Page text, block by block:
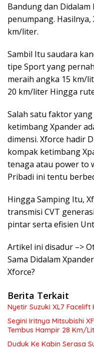
Bandung dan Didalam
penumpang.
km/liter.
Sambil Itu saudara
tipe Sport yang
meraih angka 15 km/
20 km/liter Hingga
Salah satu faktor
ketimbang Xpander
dimensi. Xforce hadir
kompak ketimbang
tenaga atau power to
Pribadi ini tentu
Hingga Samping Itu,
transmisi CVT
pintar serta efisien
Artikel ini disadur –>
Sama Didalam
Xforce?
Berita Terkait
Nyetir Suzuki XL7 Facelift
Segini Iritnya Mitsubishi
Tembus Hampir 28 Km/
Duduk Ke Kabin Serasa